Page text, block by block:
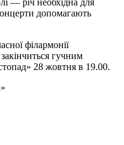
допомагають
філармонії
гучним
28 жовтня в 19.00.